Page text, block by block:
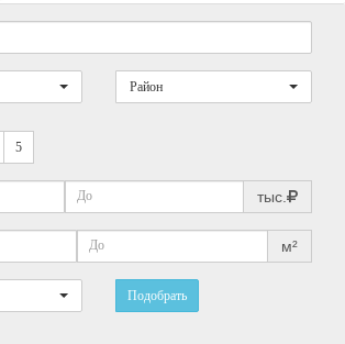
Район
5
тыс.
м²
Подобрать